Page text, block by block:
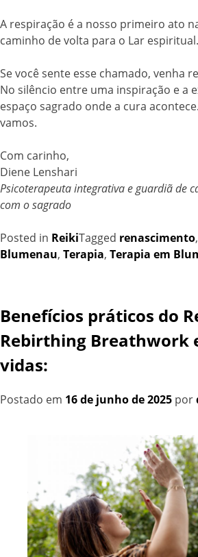
A respiração é a nosso primeiro ato
caminho de volta para o Lar espiritual.
Se você sente esse chamado, venha
No silêncio entre uma inspiração e a
espaço sagrado onde a cura
vamos.
Com carinho,
Diene Lenshari
Psicoterapeuta integrativa e guardiã de
com o sagrado
Posted in ReikiTagged renascimento,
Blumenau, Terapia, Terapia em
Benefícios práticos do
Rebirthing Breathwork
vidas:
Postado em 16 de junho de 2025 por